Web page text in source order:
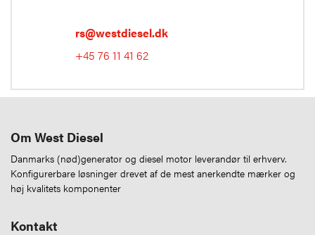
rs@westdiesel.dk
+45 76 11 41 62
Om West Diesel
Danmarks (nød)generator og diesel motor leverandør til erhverv.
Konfigurerbare løsninger drevet af de mest anerkendte mærker og
høj kvalitets komponenter
Kontakt